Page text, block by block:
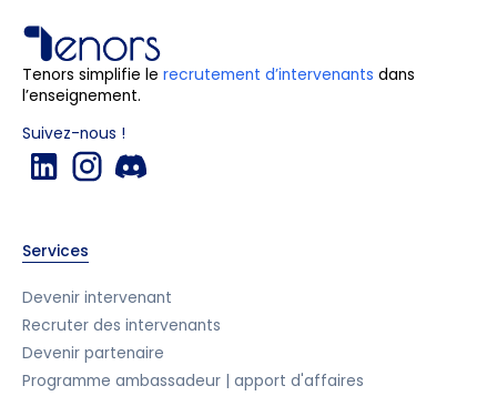
Tenors simplifie le recrutement d’intervenants dans
l’enseignement.
Suivez-nous !
Services
Devenir intervenant
Recruter des intervenants
Devenir partenaire
Programme ambassadeur | apport d'affaires